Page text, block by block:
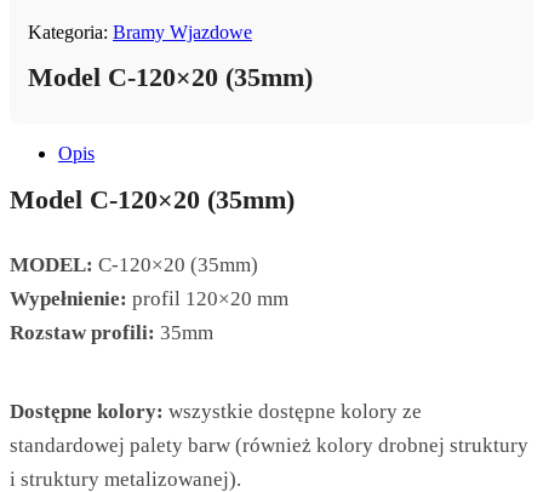
Kategoria: Bramy Wjazdowe
Model C-120×20 (35mm)
Opis
Model C-120×20 (35mm)
MODEL: C-120×20 (35mm)
Wypełnienie: profil 120×20 mm
Rozstaw profili: 35mm
Dostępne kolory: wszystkie dostępne kolory ze
standardowej palety barw (również kolory drobnej struktury
i struktury metalizowanej).